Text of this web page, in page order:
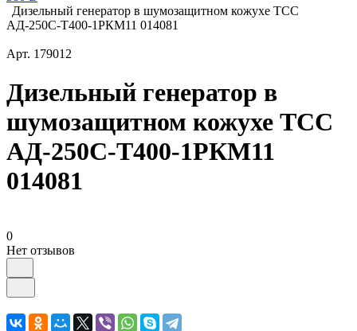
Дизельный генератор в шумозащитном кожухе ТСС
АД-250С-Т400-1РКМ11 014081
Арт. 179012
Дизельный генератор в
шумозащитном кожухе ТСС
АД-250С-Т400-1РКМ11
014081
0
Нет отзывов